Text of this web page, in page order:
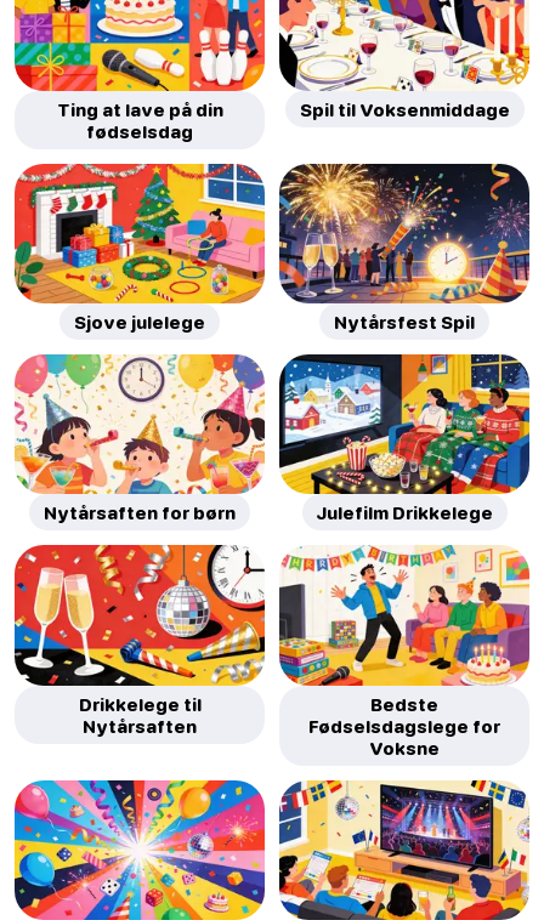
Ting at lave på din
fødselsdag
Spil til Voksenmiddage
Sjove julelege Nytårsfest Spil
Nytårsaften for børn Julefilm Drikkelege
Drikkelege til
Nytårsaften
Bedste
Fødselsdagslege for
Voksne